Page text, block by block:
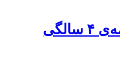
شبی با استایل؛ ویژه‌برنامه‌ی ۴ سالگی